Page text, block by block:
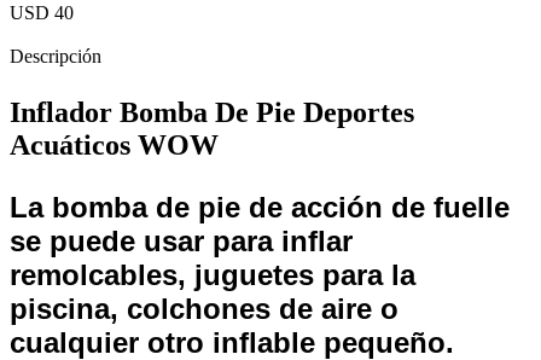
USD 40
Descripción
Inflador Bomba De Pie Deportes
Acuáticos WOW
La bomba de pie de acción de fuelle
se puede usar para inflar
remolcables, juguetes para la
piscina, colchones de aire o
cualquier otro inflable pequeño.